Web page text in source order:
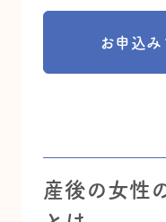
お申込み
産後の女性